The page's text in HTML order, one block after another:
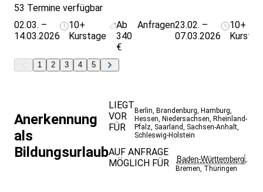
53 Termine verfügbar
02.03. –
14.03.2026
10+
Kurstage
Ab
340
€
Anfragen23.02. –
07.03.2026
10+
1 2 3 4 5
Anerkennung
als
Bildungsurlaub
LIEGT
VOR
FÜR
Berlin, Brandenburg, Hamburg,
Hessen, Niedersachsen, Rheinland-
Pfalz, Saarland, Sachsen-Anhalt,
Schleswig-Holstein
AUF ANFRAGE
MÖGLICH FÜR
Baden-Württemberg,
Bremen, Thüringen